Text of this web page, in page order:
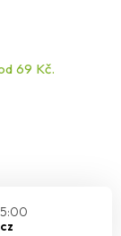
s nátěrem CT
na
69 Kč.